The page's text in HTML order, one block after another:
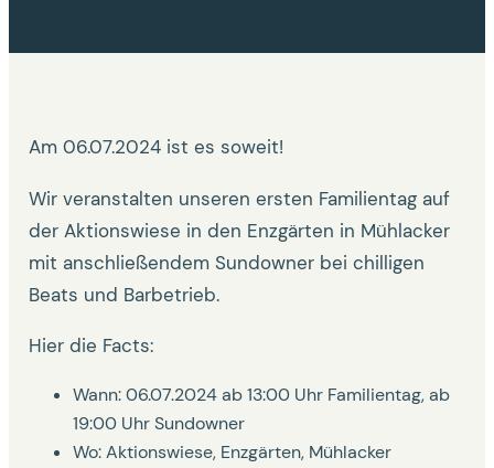
Am 06.07.2024 ist es soweit!
Wir veranstalten unseren ersten Familientag auf
der Aktionswiese in den Enzgärten in Mühlacker
mit anschließendem Sundowner bei chilligen
Beats und Barbetrieb.
Hier die Facts:
Wann: 06.07.2024 ab 13:00 Uhr Familientag, ab
19:00 Uhr Sundowner
Wo: Aktionswiese, Enzgärten, Mühlacker